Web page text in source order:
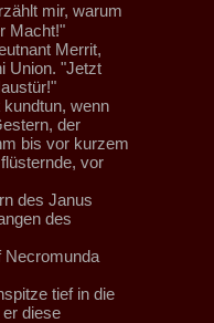
mir, warum
Macht!"
Merrit,
Union. "Jetzt
wenn
der
bis vor kurzem
vor
des Janus
des
Necromunda
tief in die
diese